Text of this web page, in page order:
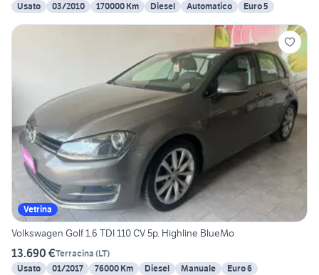
Usato
03/2010 170000 Km Diesel Automatico Euro 5
Vetrina
Volkswagen Golf 1.6 TDI 110 CV 5p. Highline BlueMo
13.690 €Terracina (LT)
Usato
01/2017 76000 Km Diesel Manuale
Euro 6